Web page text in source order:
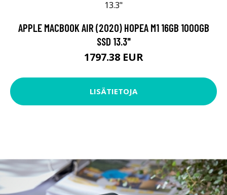
APPLE MACBOOK AIR (2020) HOPEA M1 16GB 1000GB
SSD 13.3"
1797.38 EUR
LISÄTIETOJA